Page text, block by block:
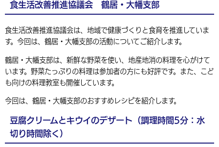
中国語（繁体字） 韓国語（한국어）
組織案内
環境・衛生 生涯学習・スポーツ・人権
選挙 外国人の方向け情報
都市整備
手当・助成 健康・医療
相談・支援・情報 計画・施策
観光なび スポットを探す
遊ぶ・体験する グルメ・食べる
移住・定住
市政情報
中津市について 市役所の紹介
行政・計画
食生活改善推進協議会 鶴居・大幡支部
食生活改善推進協議会は、地域で健康づくりと食育を推進していま
す。今回は、鶴居・大幡支部の活動についてご紹介します。
鶴居・大幡支部は、新鮮な野菜を使い、地産地消の料理を心がけて
います。野菜たっぷりの料理は参加者の方にも好評です。また、こど
も向けの料理教室も開催しています。
今回は、鶴居・大幡支部のおすすめレシピを紹介します。
豆腐クリームとキウイのデザート（調理時間5分：水
切り時間除く）